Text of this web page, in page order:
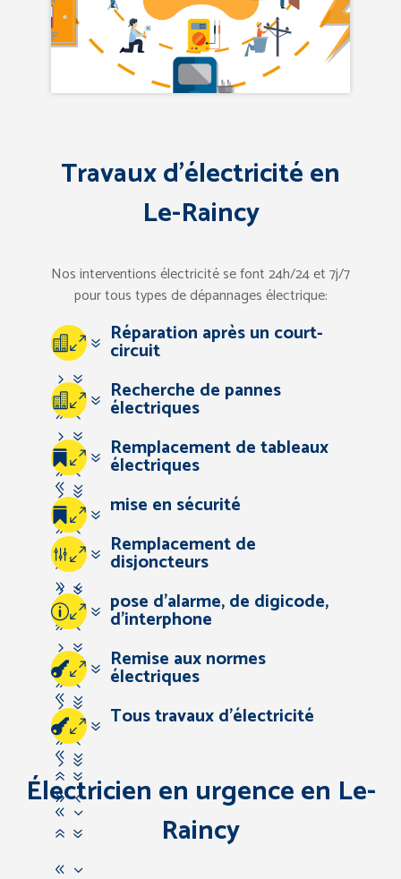
Travaux d’électricité en
Le-Raincy
Nos interventions électricité se font 24h/24 et 7j/7
pour tous types de dépannages électrique:
07
57
94
67
83
Réparation après un court-
circuit
07
57
94
67
83
Recherche de pannes
électriques
07
57
94
67
83
Remplacement de tableaux
électriques
07
57
94
67
83
mise en sécurité
07
57
94
67
83
Remplacement de
disjoncteurs
07
57
94
67
83
pose d’alarme, de digicode,
d’interphone
07
57
94
67
83
Remise aux normes
électriques
07
57
94
67
83
Tous travaux d’électricité
Électricien en urgence en Le-
Raincy